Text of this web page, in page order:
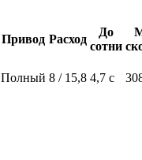
Привод Расход
До
сотни
Полный 8 / 15,8 4,7 с